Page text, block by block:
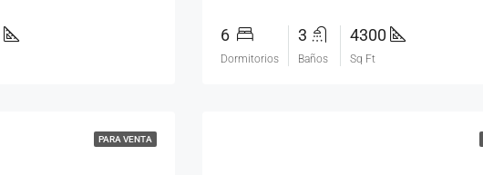
6
Dormitorios
3
Baños
4300
Sq Ft
PARA VENTA